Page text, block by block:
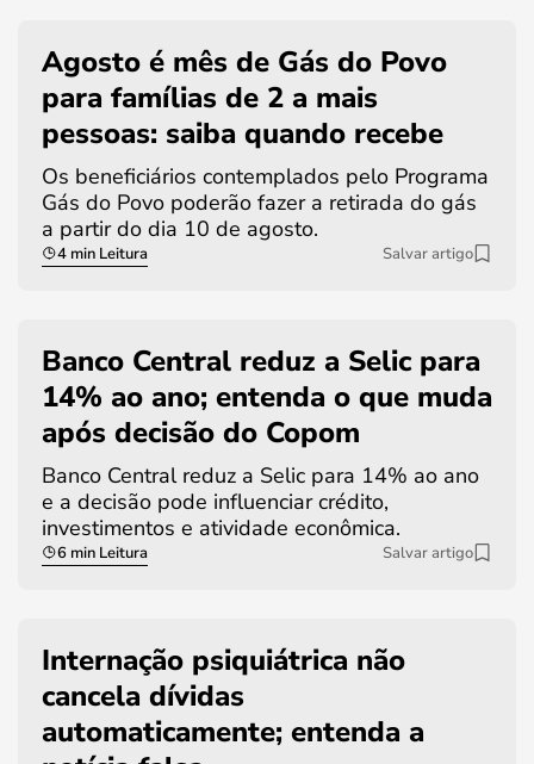
Agosto é mês de Gás do Povo
para famílias de 2 a mais
pessoas: saiba quando recebe
Os beneficiários contemplados pelo Programa
Gás do Povo poderão fazer a retirada do gás
a partir do dia 10 de agosto.
4 min Leitura Salvar artigo
Banco Central reduz a Selic para
14% ao ano; entenda o que muda
após decisão do Copom
Banco Central reduz a Selic para 14% ao ano
e a decisão pode influenciar crédito,
investimentos e atividade econômica.
6 min Leitura Salvar artigo
Internação psiquiátrica não
cancela dívidas
automaticamente; entenda a